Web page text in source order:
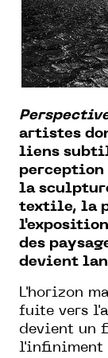
artistes
liens
perception
la
textile, la
des
devient
L'horizon
fuite vers
devient un
l'infiniment